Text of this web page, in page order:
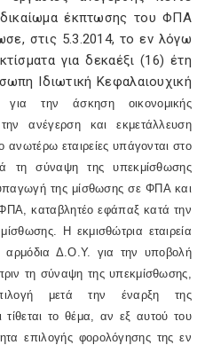
δικαίωμα έκπτωσης του ΦΠΑ
στις 5.3.2014, το εν λόγω
για δεκαέξι (16) έτη
Ιδιωτική Κεφαλαιουχική
την άσκηση οικονομικής
ανέγερση και εκμετάλλευση
ανωτέρω εταιρείες υπάγονται στο
τη σύναψη της υπεκμίσθωσης
της μίσθωσης σε ΦΠΑ και
καταβλητέο εφάπαξ κατά την
Η εκμισθώτρια εταιρεία
Δ.Ο.Υ. για την υποβολή
τη σύναψη της υπεκμίσθωσης,
μετά την έναρξη της
το θέμα, αν εξ αυτού του
επιλογής φορολόγησης της εν